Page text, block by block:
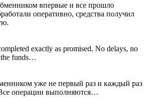
впервые и все прошло
оперативно, средства получил
exactly as promised. No delays, no
the funds…
уже не первый раз и каждый раз
операции выполняются…